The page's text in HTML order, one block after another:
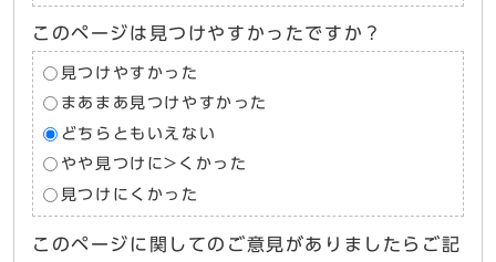
このページは見つけやすかったですか？
見つけやすかった
まあまあ見つけやすかった
どちらともいえない
やや見つけに>くかった
見つけにくかった
このページに関してのご意見がありましたらご記